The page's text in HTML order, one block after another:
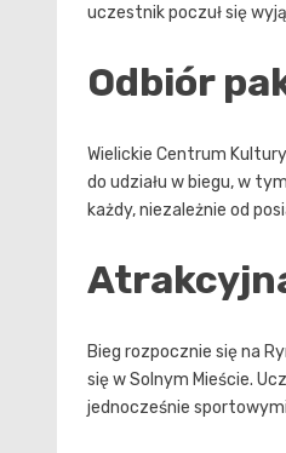
uczestnik poczuł się
Odbiór
Wielickie Centrum
do udziału w biegu, w
każdy, niezależnie od
Bieg rozpocznie się na
się w Solnym Mieście.
jednocześnie